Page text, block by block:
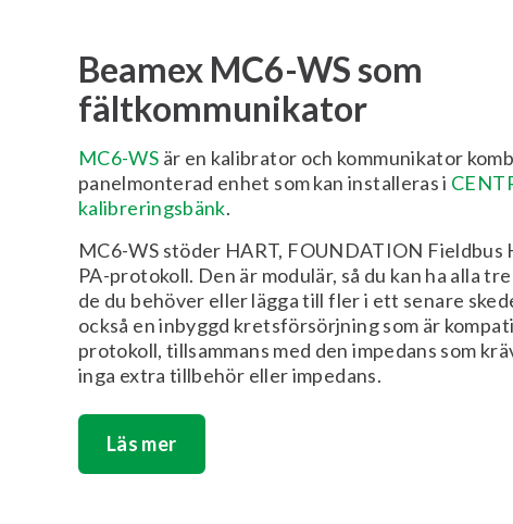
Beamex MC6-WS som
fältkommunikator
MC6-WS är en kalibrator och kommunikator
panelmonterad enhet som kan installeras i
kalibreringsbänk.
MC6-WS stöder HART, FOUNDATION Fieldbus
PA-protokoll. Den är modulär, så du kan ha alla
de du behöver eller lägga till fler i ett senare
också en inbyggd kretsförsörjning som är
protokoll, tillsammans med den impedans som
inga extra tillbehör eller impedans.
Läs mer